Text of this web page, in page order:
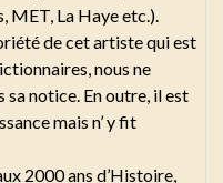
MET, La Haye etc.).
de cet artiste qui est
nous ne
notice. En outre, il est
mais n’ y fit
2000 ans d’Histoire,